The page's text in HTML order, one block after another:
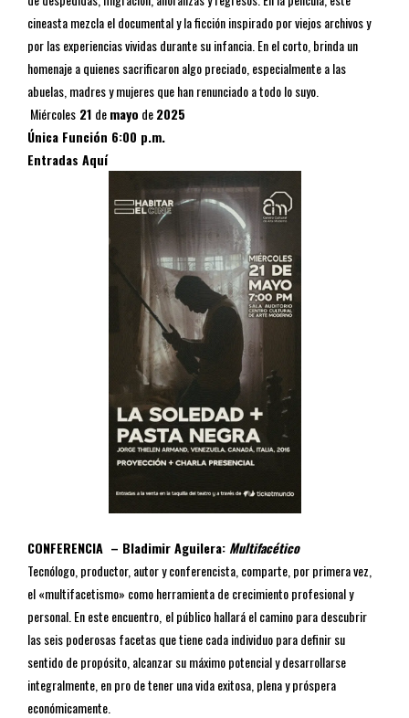
cineasta mezcla el documental y la ficción inspirado por viejos archivos y
por las experiencias vividas durante su infancia. En el corto, brinda un
homenaje a quienes sacrificaron algo preciado, especialmente a las
abuelas, madres y mujeres que han renunciado a todo lo suyo.
Miércoles 21 demayo de2025
Única Función 6:00 p.m.
Entradas Aquí
CONFERENCIA – Bladimir Aguilera: Multifacético
Tecnólogo, productor, autor y conferencista, comparte, por primera vez,
el «multifacetismo» como herramienta de crecimiento profesional y
personal. En este encuentro, el público hallará el camino para descubrir
las seis poderosas facetas que tiene cada individuo para definir su
sentido de propósito, alcanzar su máximo potencial y desarrollarse
integralmente, en pro de tener una vida exitosa, plena y próspera
económicamente.